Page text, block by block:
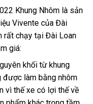
Khung Nhôm là sản
Vivente của Đài
rất chạy tại Đài Loan
giá:
khối từ khung
được làm bằng nhôm
vì thế xe có lợi thế về